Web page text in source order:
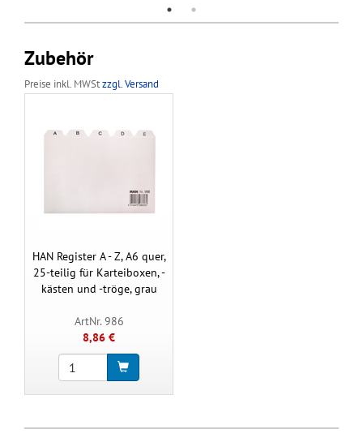
Zubehör
Preise inkl. MWStzzgl. Versand
HAN Register A - Z, A6 quer,
25-teilig für Karteiboxen, -
kästen und -tröge, grau
ArtNr. 986
8,86 €